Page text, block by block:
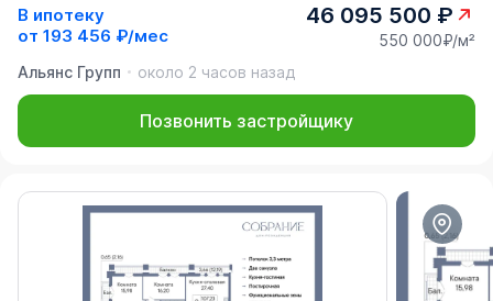
В ипотеку
от 193 456 ₽/мес
46 095 500 ₽
550 000₽/м²
Альянс Групп
около 2 часов назад
Позвонить застройщику